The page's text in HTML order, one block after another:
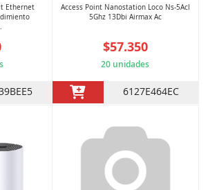
Ethernet
Access Point Nanostation Loco Ns-5Acl
5Ghz 13Dbi Airmax Ac
$57.350
20 unidades
6127E464EC